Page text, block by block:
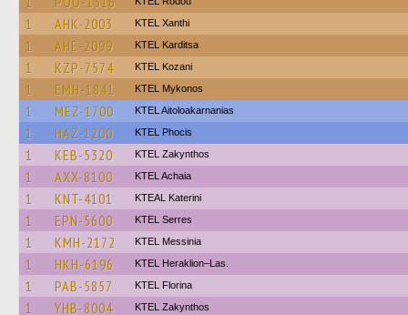
1 AHK-2003 KTEL Xanthi
1 AHE-2099 ΚΤΕL Karditsa
1 KZP-7574 ΚΤΕL Kozani
1 EMH-1841 KTEL Mykonos
1 MEZ-1700 KTEL Aitoloakarnanias
1 HAZ-1200 ΚΤΕL Phocis
1 KEB-5320 KTEL Zakynthos
1 AXX-8100 KTEL Achaia
1 KNT-4101 KTEAL Katerini
1 EPN-5600 KTEL Serres
1 KMH-2172 KTEL Messinia
1 HKH-6196 KTEL Heraklion–Las.
1 PAB-5857 KTEL Florina
1 YHB-8004 KTEL Zakynthos